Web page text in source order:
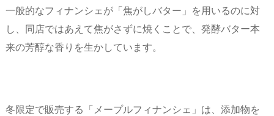
一般的なフィナンシェが「焦がしバター」を用いるのに対
し、同店ではあえて焦がさずに焼くことで、発酵バター本
来の芳醇な香りを生かしています。
冬限定で販売する「メープルフィナンシェ」は、添加物を